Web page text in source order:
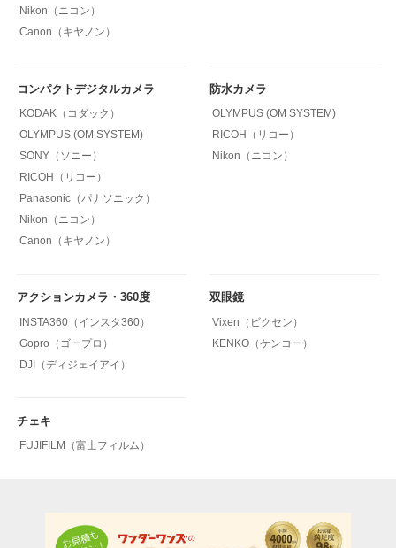
Nikon（ニコン）
Canon（キヤノン）
コンパクトデジタルカメラ
KODAK（コダック）
OLYMPUS (OM SYSTEM)
SONY（ソニー）
RICOH（リコー）
Panasonic（パナソニック）
Nikon（ニコン）
Canon（キヤノン）
防水カメラ
OLYMPUS (OM SYSTEM)
RICOH（リコー）
Nikon（ニコン）
アクションカメラ・360度
INSTA360（インスタ360）
Gopro（ゴープロ）
DJI（ディジェイアイ）
双眼鏡
Vixen（ビクセン）
KENKO（ケンコー）
チェキ
FUJIFILM（富士フィルム）